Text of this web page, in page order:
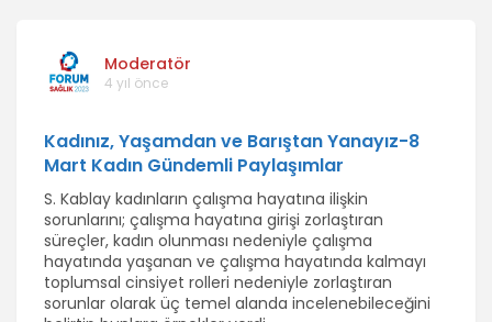
Moderatör
4 yıl önce
Kadınız, Yaşamdan ve Barıştan Yanayız-8
Mart Kadın Gündemli Paylaşımlar
S. Kablay kadınların çalışma hayatına ilişkin
sorunlarını; çalışma hayatına girişi zorlaştıran
süreçler, kadın olunması nedeniyle çalışma
hayatında yaşanan ve çalışma hayatında kalmayı
toplumsal cinsiyet rolleri nedeniyle zorlaştıran
sorunlar olarak üç temel alanda incelenebileceğini